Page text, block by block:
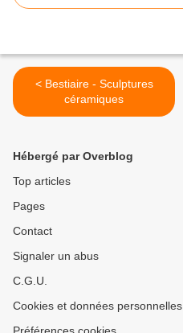
< Bestiaire - Sculptures
céramiques
Hébergé par Overblog
Top articles
Pages
Contact
Signaler un abus
C.G.U.
Cookies et données personnelles